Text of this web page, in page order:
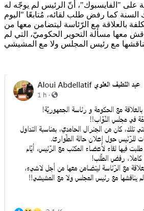
على "الفايسبوك"، أنّ الرئيس لم يوجّه له
السنة كما رفض طلب لقائه، مُتابعًا "اليوم
بالعلاقة مع الرّئاسة ليتضامن معها من
معها مسألة التحوير الحكوميّ، التي لم